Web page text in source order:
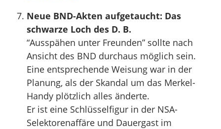
Neue BND-Akten aufgetaucht: Das
schwarze Loch des D. B.
“Ausspähen unter Freunden” sollte nach
Ansicht des BND durchaus möglich sein.
Eine entsprechende Weisung war in der
Planung, als der Skandal um das Merkel-
Handy plötzlich alles änderte.
Er ist eine Schlüsselfigur in der NSA-
Selektorenaffäre und Dauergast im